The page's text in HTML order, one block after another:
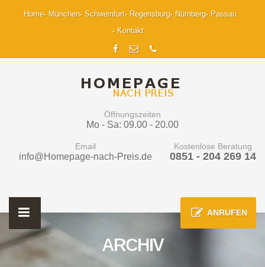
Home München Schweinfurt Regensburg Nürnberg
Passau
Kontakt
Öffnungszeiten
Mo - Sa: 09.00 - 20.00
Email
info@Homepage-nach-Preis.de
Kostenlose Beratung
0851 - 204 269 14
ANRUFEN
ARCHIV